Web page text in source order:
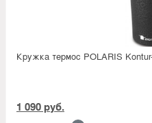
Кружка термос POLARIS
1 090 руб.